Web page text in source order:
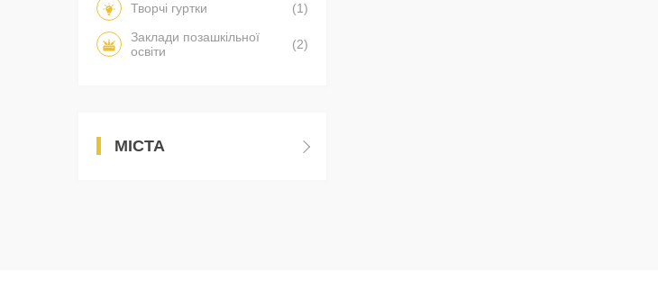
Творчі гуртки
(1)
Заклади позашкільної
освіти
(2)
МІСТА